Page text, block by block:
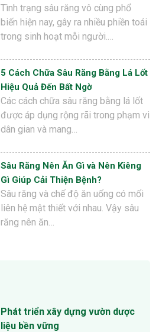
Tình trạng sâu răng vô cùng phổ
biến hiện nay, gây ra nhiều phiền toái
trong sinh hoạt mỗi người.…
5 Cách Chữa Sâu Răng Bằng Lá Lốt
Hiệu Quả Đến Bất Ngờ
Các cách chữa sâu răng bằng lá lốt
được áp dụng rộng rãi trong phạm vi
dân gian và mang…
Sâu Răng Nên Ăn Gì và Nên Kiêng
Gì Giúp Cải Thiện Bệnh?
Sâu răng và chế độ ăn uống có mối
liên hệ mật thiết với nhau. Vậy sâu
răng nên ăn…
Phát triển xây dựng vườn dược
liệu bền vững